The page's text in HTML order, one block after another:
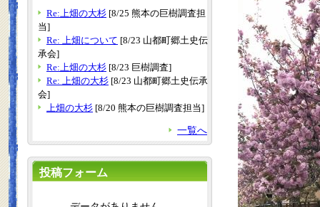
Re:上畑の大杉 [8/25 熊本の巨樹調査担
当]
Re: 上畑について [8/23 山都町郷土史伝
承会]
Re:上畑の大杉 [8/23 巨樹調査]
Re: 上畑の大杉 [8/23 山都町郷土史伝承
会]
上畑の大杉 [8/20 熊本の巨樹調査担当]
一覧へ
投稿フォーム